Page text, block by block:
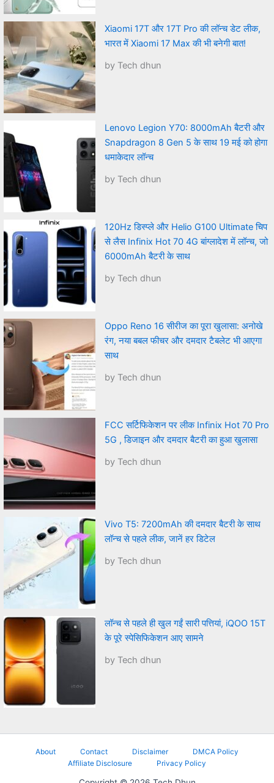
Xiaomi 17T और 17T Pro की लॉन्च डेट लीक,
भारत में Xiaomi 17 Max की भी बनेगी बात!
by Tech dhun
Lenovo Legion Y70: 8000mAh बैटरी और
Snapdragon 8 Gen 5 के साथ 19 मई को होगा
धमाकेदार लॉन्च
by Tech dhun
120Hz डिस्प्ले और Helio G100 Ultimate चिप
से लैस Infinix Hot 70 4G बांग्लादेश में लॉन्च, जो
6000mAh बैटरी के साथ
by Tech dhun
Oppo Reno 16 सीरीज का पूरा खुलासा: अनोखे
रंग, नया बबल फीचर और दमदार टैबलेट भी आएगा
साथ
by Tech dhun
FCC सर्टिफिकेशन पर लीक Infinix Hot 70 Pro
5G , डिजाइन और दमदार बैटरी का हुआ खुलासा
by Tech dhun
Vivo T5: 7200mAh की दमदार बैटरी के साथ
लॉन्च से पहले लीक, जानें हर डिटेल
by Tech dhun
लॉन्च से पहले ही खुल गईं सारी पत्तियां, iQOO 15T
के पूरे स्पेसिफिकेशन आए सामने
by Tech dhun
About Contact Disclaimer
DMCA Policy
Affiliate Disclosure
Privacy Policy